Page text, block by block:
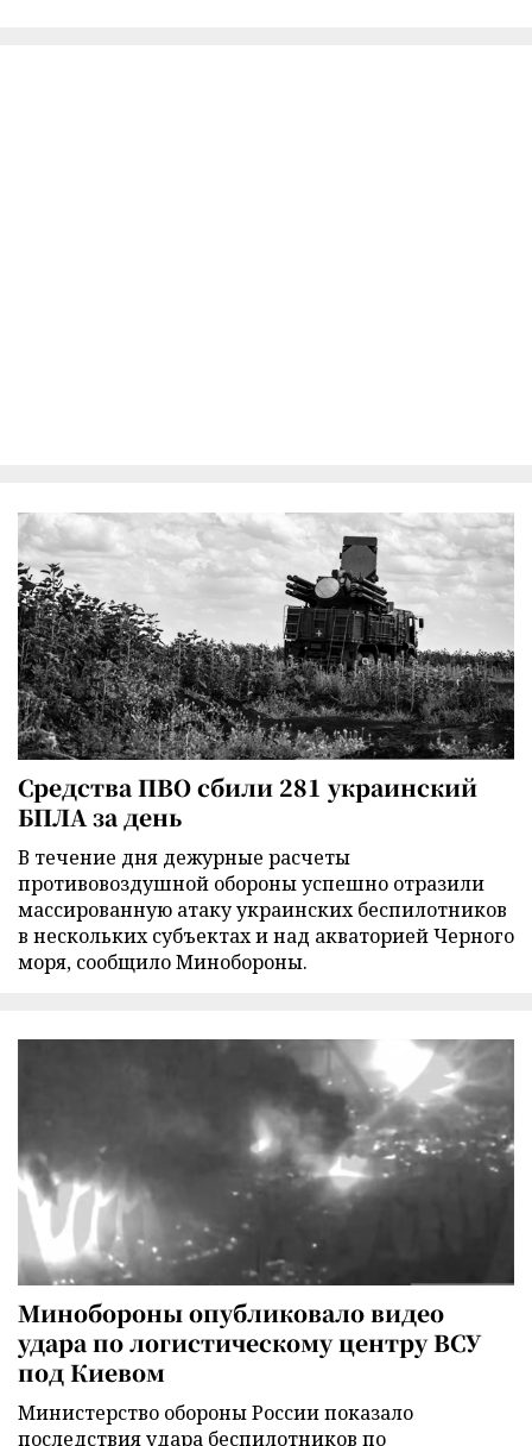
Средства ПВО сбили 281 украинский
БПЛА за день
В течение дня дежурные расчеты
противовоздушной обороны успешно отразили
массированную атаку украинских беспилотников
в нескольких субъектах и над акваторией Черного
моря, сообщило Минобороны.
Минобороны опубликовало видео
удара по логистическому центру ВСУ
под Киевом
Министерство обороны России показало
последствия удара беспилотников по